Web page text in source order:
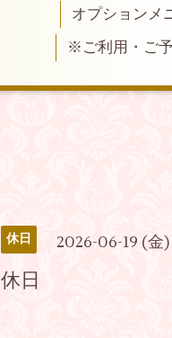
オプションメ
※ご利用・ご
休日 2026-06-19 (金
休日